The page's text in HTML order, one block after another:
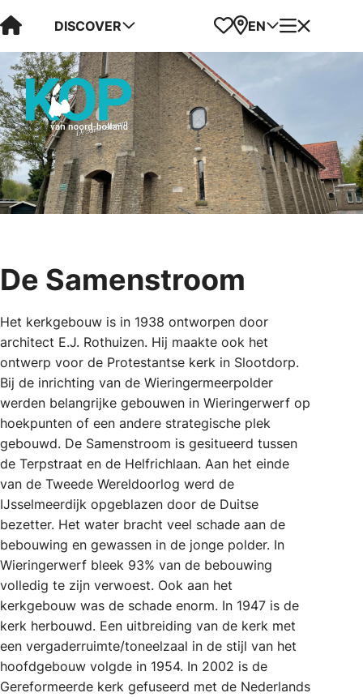
Visit Kop van Holland
DISCOVER Favorites
Map
EN Menu
De Samenstroom
Het kerkgebouw is in 1938 ontworpen door
architect E.J. Rothuizen. Hij maakte ook het
ontwerp voor de Protestantse kerk in Slootdorp.
Bij de inrichting van de Wieringermeerpolder
werden belangrijke gebouwen in Wieringerwerf op
hoekpunten of een andere strategische plek
gebouwd. De Samenstroom is gesitueerd tussen
de Terpstraat en de Helfrichlaan. Aan het einde
van de Tweede Wereldoorlog werd de
IJsselmeerdijk opgeblazen door de Duitse
bezetter. Het water bracht veel schade aan de
bebouwing en gewassen in de jonge polder. In
Wieringerwerf bleek 93% van de bebouwing
volledig te zijn verwoest. Ook aan het
kerkgebouw was de schade enorm. In 1947 is de
kerk herbouwd. Een uitbreiding van de kerk met
een vergaderruimte/toneelzaal in de stijl van het
hoofdgebouw volgde in 1954. In 2002 is de
Gereformeerde kerk gefuseerd met de Nederlands